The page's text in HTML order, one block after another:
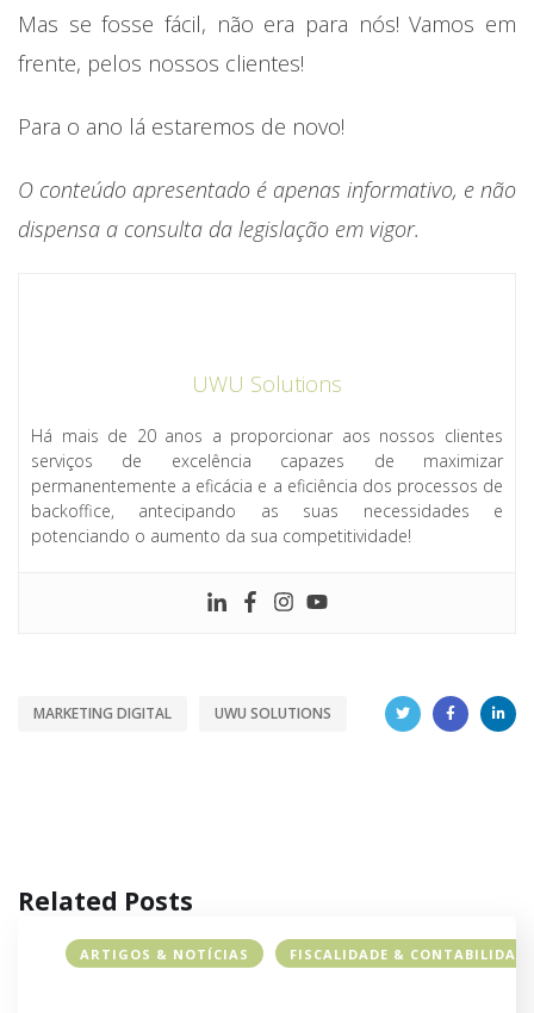
Mas se fosse fácil, não era para nós! Vamos em
frente, pelos nossos clientes!
Para o ano lá estaremos de novo!
O conteúdo apresentado é apenas informativo, e não
dispensa a consulta da legislação em vigor.
UWU Solutions
Há mais de 20 anos a proporcionar aos nossos clientes
serviços de excelência capazes de maximizar
permanentemente a eficácia e a eficiência dos processos de
backoffice, antecipando as suas necessidades e
potenciando o aumento da sua competitividade!
MARKETING DIGITAL UWU SOLUTIONS
Related Posts
ARTIGOS & NOTÍCIAS FISCALIDADE & CONTABILIDADE